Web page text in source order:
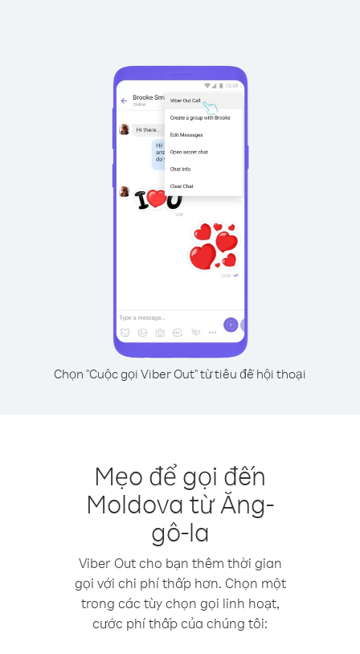
Chọn "Cuộc gọi Viber Out" từ tiêu đề hội thoại
Mẹo để gọi đến
Moldova từ Ăng-
gô-la
Viber Out cho bạn thêm thời gian
gọi với chi phí thấp hơn. Chọn một
trong các tùy chọn gọi linh hoạt,
cước phí thấp của chúng tôi: